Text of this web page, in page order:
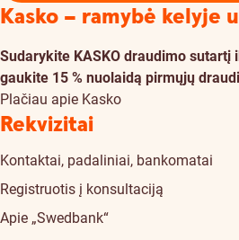
Kasko – ramybė kelyje
Sudarykite KASKO draudimo sutartį
gaukite 15 % nuolaidą pirmųjų
Plačiau apie Kasko
Rekvizitai
Kontaktai, padaliniai, bankomatai
Registruotis į konsultaciją
Apie „Swedbank“